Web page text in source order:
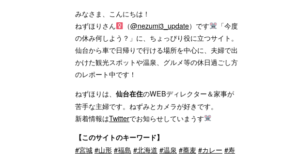
みなさま、こんにちは！
ねずほりさん
（@nezumi3_update）です
「今度
の休み何しよう？」に、ちょっぴり役に立つサイト。
仙台から車で日帰りで行ける場所を中心に、夫婦で出
かけた観光スポットや温泉、グルメ等の休日過ごし方
のレポート中です！
ねずほりは、 仙台在住のWEBディレクター＆家事が
苦手な主婦です。ねずみとカメラが好きです。
新着情報はTwitterでお知らせしていまうす
【このサイトのキーワード】
#宮城#山形#福島 #北海道 #温泉 #蕎麦#カレー #寿